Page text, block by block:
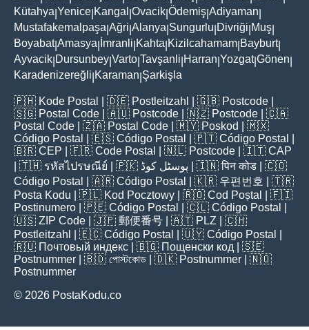
Kütahya Yenice Kangal Ovacik Ödemiş Adiyaman
Mustafakemalpaşa Ağri Alanya Sungurlu Divriği Muş
Boyabat|Amasya İmranli Kahta Kizilcahamam Bayburt|
Ayvacik Dursunbey Varto Tavşanli Harran Yozgat|Gönen
Karadenizereğli Karaman Şarkişla
🇵🇭 Kode Postal | 🇩🇪 Postleitzahl | 🇬🇧 Postcode
🇸🇬 Postal Code | 🇦🇺 Postcode | 🇳🇿 Postcode | 🇨🇦
Postal Code | 🇿🇦 Postal Code | 🇲🇾 Poskod
| 🇲🇽
Código Postal
| 🇪🇸 Código Postal | 🇵🇹 Código Postal
🇧🇷 CEP | 🇫🇷 Code Postal | 🇳🇱 Postcode | 🇮🇹 CAP
| 🇹🇭 รหัสไปรษณีย์ | 🇵🇰 پوسٹل کوڈ | 🇮🇳पिन कोड | 🇨🇴
Código Postal
| 🇦🇷 Código Postal | 🇰🇷 우편번호
| 🇹🇷
Posta Kodu | 🇵🇱 Kod Pocztowy | 🇷🇴 Cod Poștal
| 🇫🇮
Postinumero | 🇵🇪 Código Postal | 🇨🇱 Código Postal
🇺🇸 ZIP Code | 🇯🇵 郵便番号 | 🇦🇹 PLZ | 🇨🇭
Postleitzahl
| 🇪🇨 Código Postal | 🇺🇾 Código Postal
🇷🇺 Почтовый индекс | 🇧🇬 Пощенски код | 🇸🇪
Postnummer | 🇧🇩 পোস্টকোড | 🇩🇰 Postnummer | 🇳🇴
Postnummer
© 2026 PostaKodu.co